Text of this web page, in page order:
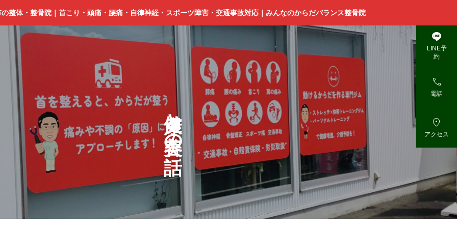
整体・整骨院｜首こり・頭痛・腰痛・自律神経・スポーツ障害・交通事故対応｜みんなのからだバランス整骨院

LINE予
約

電話

アクセス
と
の